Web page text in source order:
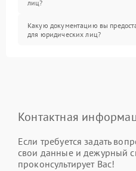
лиц?
Какую документацию вы
для юридических лиц?
Контактная
Если требуется задать
свои данные и дежурный
проконсультирует Вас!